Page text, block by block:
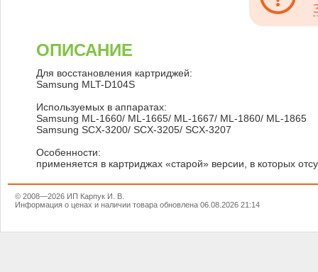
ОПИСАНИЕ
Для восстановления картриджей:
Samsung MLT-D104S
Используемых в аппаратах:
Samsung ML-1660/ ML-1665/ ML-1667/ ML-1860/ ML-1865
Samsung SCX-3200/ SCX-3205/ SCX-3207
Особенности:
применяется в картриджах «старой» версии, в которых
© 2008—2026 ИП Карпук И. В.
Информация о ценах и наличии товара обновлена 06.08.2026 21:14